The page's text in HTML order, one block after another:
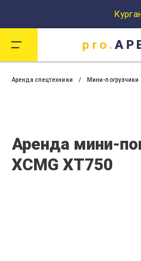
pro.
Аренда спецтехники Мини-погрузчики
Аренда мини-
XCMG XT750